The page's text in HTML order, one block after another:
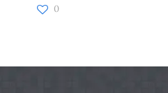
0